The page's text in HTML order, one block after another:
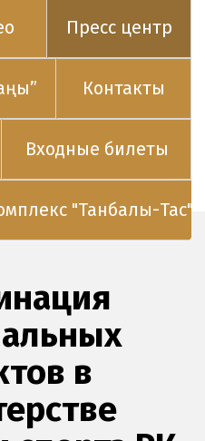
Пресс центр
Контакты
Входные билеты
"Танбалы-Тас"
в